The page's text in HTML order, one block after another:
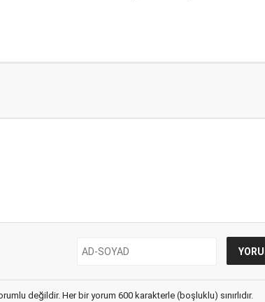
değildir. Her bir yorum 600 karakterle (boşluklu) sınırlıdır.